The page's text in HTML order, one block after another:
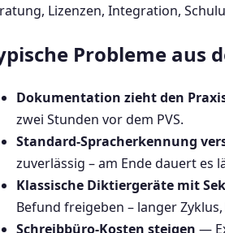
Lizenzen, Integration,
Probleme aus
Dokumentation zieht den
zwei Stunden vor dem PVS.
Standard-Spracherkennung
zuverlässig – am Ende dauert es
Klassische Diktiergeräte mit
Befund freigeben – langer
Schreibbüro-Kosten steigen —